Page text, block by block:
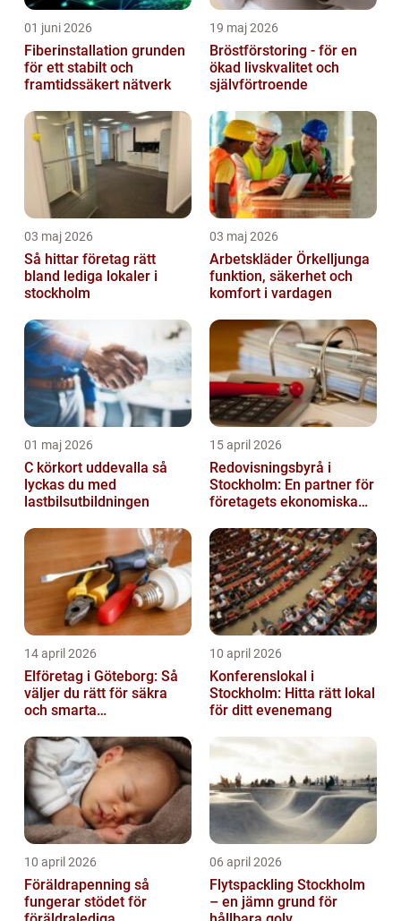
01 juni 2026
Fiberinstallation grunden
för ett stabilt och
framtidssäkert nätverk
19 maj 2026
Bröstförstoring - för en
ökad livskvalitet och
självförtroende
03 maj 2026
Så hittar företag rätt
bland lediga lokaler i
stockholm
03 maj 2026
Arbetskläder Örkelljunga
funktion, säkerhet och
komfort i vardagen
01 maj 2026
C körkort uddevalla så
lyckas du med
lastbilsutbildningen
15 april 2026
Redovisningsbyrå i
Stockholm: En partner för
företagets ekonomiska
14 april 2026
Elföretag i Göteborg: Så
väljer du rätt för säkra
och smarta
10 april 2026
Konferenslokal i
Stockholm: Hitta rätt lokal
för ditt evenemang
10 april 2026
Föräldrapenning så
fungerar stödet för
06 april 2026
Flytspackling Stockholm
– en jämn grund för